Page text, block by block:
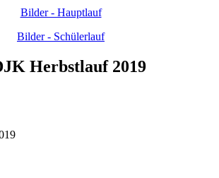
Bilder - Hauptlauf
Bilder - Schülerlauf
Herbstlauf 2019